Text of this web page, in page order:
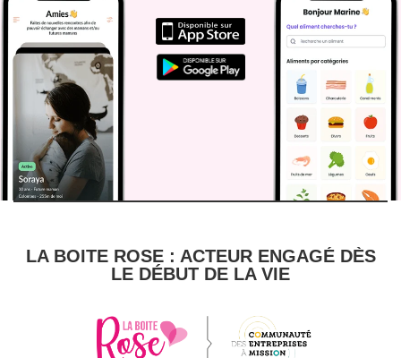
LA BOITE ROSE : ACTEUR ENGAGÉ DÈS
LE DÉBUT DE LA VIE